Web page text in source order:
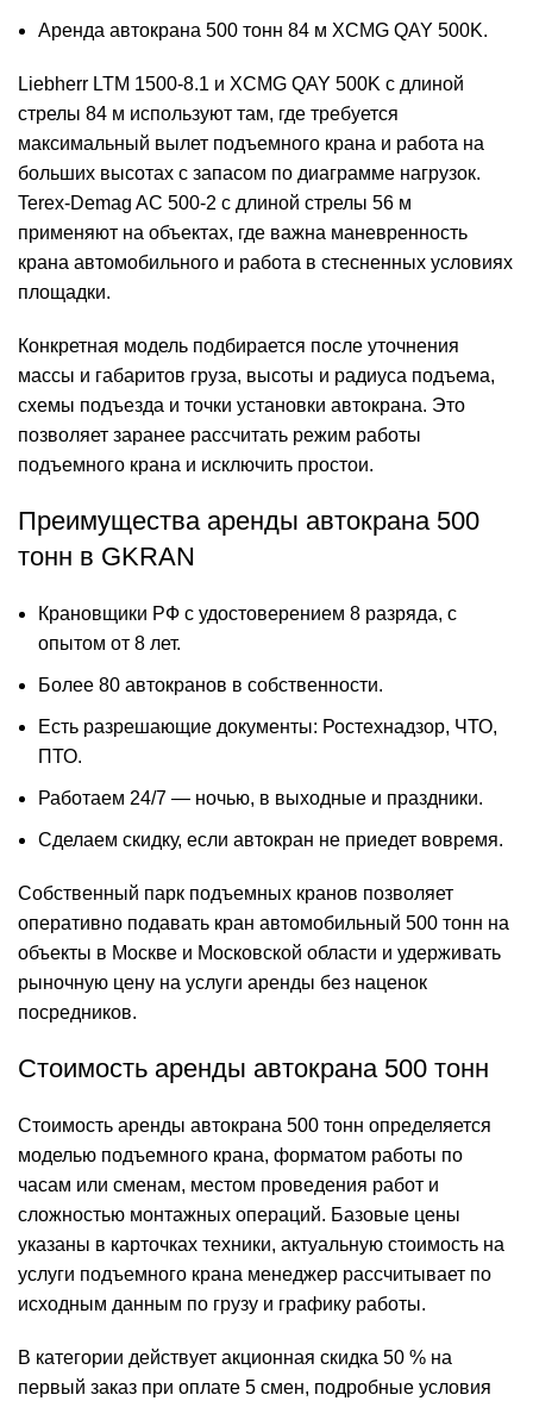
Аренда автокрана 500 тонн 84 м XCMG QAY 500K.
Liebherr LTM 1500-8.1 и XCMG QAY 500K с длиной
стрелы 84 м используют там, где требуется
максимальный вылет подъемного крана и работа на
больших высотах с запасом по диаграмме нагрузок.
Terex-Demag AC 500-2 с длиной стрелы 56 м
применяют на объектах, где важна маневренность
крана автомобильного и работа в стесненных условиях
площадки.
Конкретная модель подбирается после уточнения
массы и габаритов груза, высоты и радиуса подъема,
схемы подъезда и точки установки автокрана. Это
позволяет заранее рассчитать режим работы
подъемного крана и исключить простои.
Преимущества аренды автокрана 500
тонн в GKRAN
Крановщики РФ с удостоверением 8 разряда, с
опытом от 8 лет.
Более 80 автокранов в собственности.
Есть разрешающие документы: Ростехнадзор, ЧТО,
ПТО.
Работаем 24/7 — ночью, в выходные и праздники.
Сделаем скидку, если автокран не приедет вовремя.
Собственный парк подъемных кранов позволяет
оперативно подавать кран автомобильный 500 тонн на
объекты в Москве и Московской области и удерживать
рыночную цену на услуги аренды без наценок
посредников.
Стоимость аренды автокрана 500 тонн
Стоимость аренды автокрана 500 тонн определяется
моделью подъемного крана, форматом работы по
часам или сменам, местом проведения работ и
сложностью монтажных операций. Базовые цены
указаны в карточках техники, актуальную стоимость на
услуги подъемного крана менеджер рассчитывает по
исходным данным по грузу и графику работы.
В категории действует акционная скидка 50 % на
первый заказ при оплате 5 смен, подробные условия